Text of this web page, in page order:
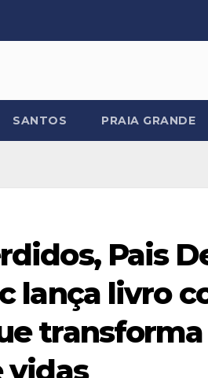
SANTOS PRAIA GRANDE
Pais
lança livro
vidas